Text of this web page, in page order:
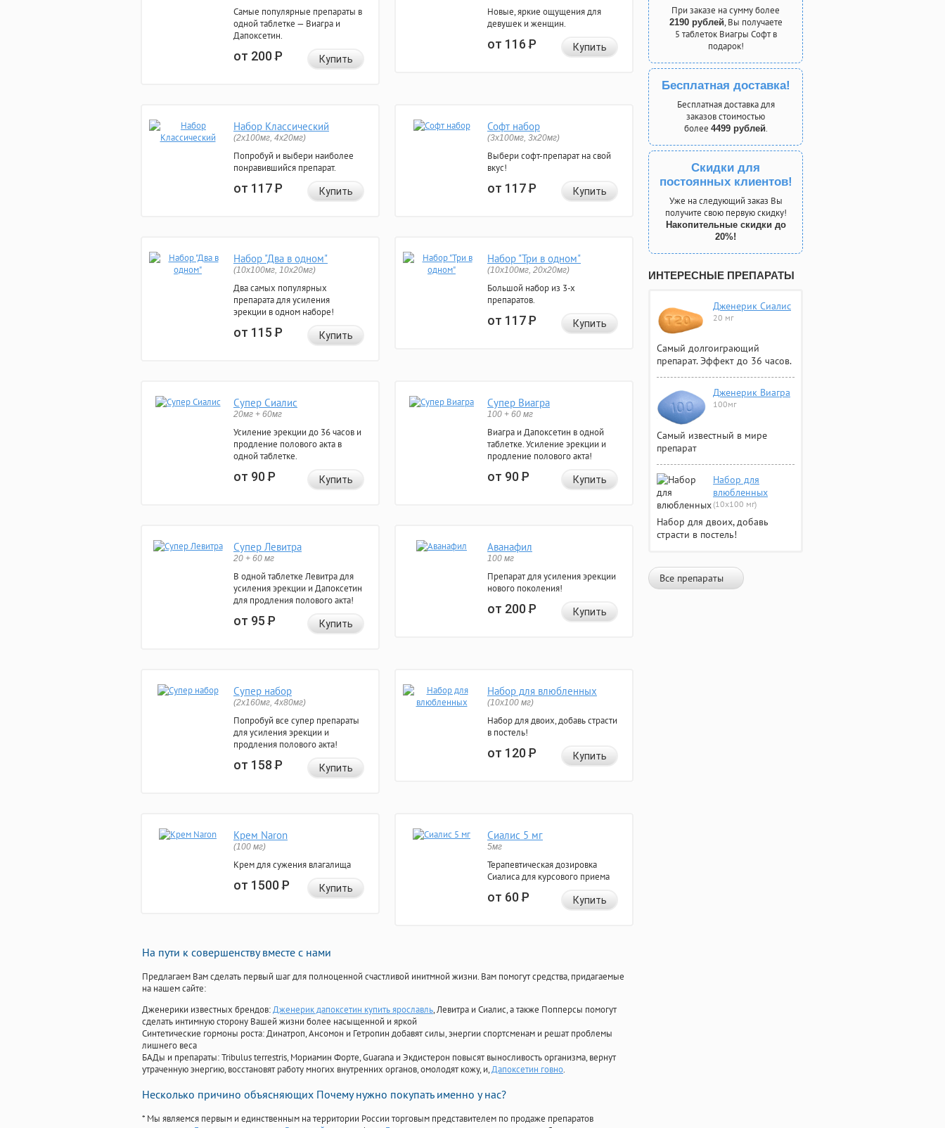
Самые популярные препараты в
одной таблетке — Виагра и
Дапоксетин.
от 200Р Купить
Новые, яркие ощущения для
девушек и женщин.
от 116Р Купить
Набор Классический
(2x100мг, 4x20мг)
Попробуй и выбери наиболее
понравившийся препарат.
от 117Р Купить
Софт набор
(3x100мг, 3x20мг)
Выбери софт-препарат на свой
вкус!
от 117Р Купить
Набор "Два в одном"
(10x100мг, 10x20мг)
Два самых популярных
препарата для усиления
эрекции в одном наборе!
от 115Р Купить
Набор "Три в одном"
(10x100мг, 20x20мг)
Большой набор из 3-х
препаратов.
от 117Р Купить
Супер Сиалис
20мг + 60мг
Усиление эрекции до 36 часов и
продление полового акта в
одной таблетке.
от 90Р Купить
Супер Виагра
100 + 60 мг
Виагра и Дапоксетин в одной
таблетке. Усиление эрекции и
продление полового акта!
от 90Р Купить
Супер Левитра
20 + 60 мг
В одной таблетке Левитра для
усиления эрекции и Дапоксетин
для продления полового акта!
от 95Р Купить
Аванафил
100 мг
Препарат для усиления эрекции
нового поколения!
от 200Р Купить
Супер набор
(2х160мг, 4х80мг)
Попробуй все супер препараты
для усиления эрекции и
продления полового акта!
от 158Р Купить
Набор для влюбленных
(10х100 мг)
Набор для двоих, добавь страсти
в постель!
от 120Р Купить
Крем Naron
(100 мг)
Крем для сужения влагалища
от 1500Р Купить
Сиалис 5 мг
5мг
Терапевтическая дозировка
Сиалиса для курсового приема
от 60Р Купить
На пути к совершенству вместе с нами
Предлагаем Вам сделать первый шаг для полноценной счастливой инитмной жизни. Вам помогут средства, придагаемые
на нашем сайте:
Дженерики известных брендов:Дженерик дапоксетин купить ярославль, Левитра и Сиалис, а также Попперсы помогут
сделать интимную сторону Вашей жизни более насыщенной и яркой
Синтетические гормоны роста: Динатроп, Ансомон и Гетропин добавят силы, энергии спортсменам и решат проблемы
лишнего веса
БАДы и препараты:Tribulus terrestris, Мориамин Форте, Guarana и Экдистерон повысят выносливость организма, вернут
утраченную энергию, восстановят работу многих внутренних органов, омолодят кожу, и,Дапоксетин говно.
Несколько причино объясняющих Почему нужно покупать именно у нас?
* Мы являемся первым и единственным на территории России торговым представителем по продаже препаратов
При заказе на сумму более
2190 рублей, Вы получаете
5 таблеток Виагры Софт в
подарок!
Бесплатная доставка!
Бесплатная доставка для
заказов стоимостью
более 4499 рублей.
Скидки для
постоянных клиентов!
Уже на следующий заказ Вы
получите свою первую скидку!
Накопительные скидки до
20%!
ИНТЕРЕСНЫЕ ПРЕПАРАТЫ
Дженерик Сиалис
20 мг
Самый долгоиграющий
препарат. Эффект до 36 часов.
Дженерик Виагра
100мг
Самый известный в мире
препарат
Набор для
влюбленных
(10х100 мг)
Набор для двоих, добавь
страсти в постель!
Все препараты